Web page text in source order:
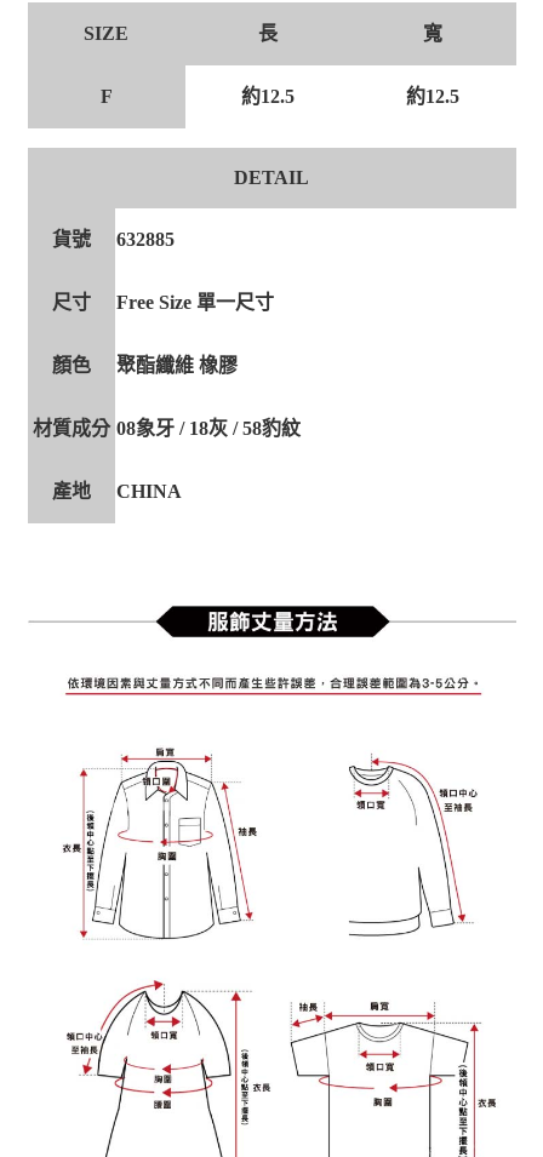
SIZE 長 寬
F 約12.5 約12.5
DETAIL
貨號 632885
尺寸 Free Size 單一尺寸
顏色 聚酯纖維 橡膠
材質成分 08象牙 / 18灰 / 58豹紋
產地 CHINA